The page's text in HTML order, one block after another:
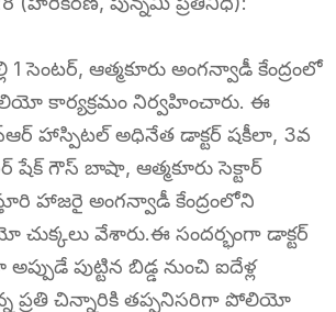
1 సెంటర్, ఆత్మకూరు అంగన్వాడీ కేంద్రంలో
కార్యక్రమం నిర్వహించారు. ఈ
హాస్పిటల్ అధినేత డాక్టర్ షకీలా, 3వ
షేక్ గౌస్ బాషా, ఆత్మకూరు సెక్టార్
హాజరై అంగన్వాడీ కేంద్రంలోని
చుక్కలు వేశారు.ఈ సందర్భంగా డాక్టర్
పుట్టిన బిడ్డ నుంచి ఐదేళ్ల
ప్రతి చిన్నారికి తప్పనిసరిగా పోలియో